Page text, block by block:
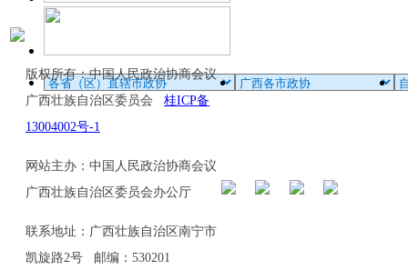
版权所有：中国人民政治协商会议
广西壮族自治区委员会 桂ICP备
13004002号-1
网站主办：中国人民政治协商会议
广西壮族自治区委员会办公厅
联系地址：广西壮族自治区南宁市
凯旋路2号 邮编：530201